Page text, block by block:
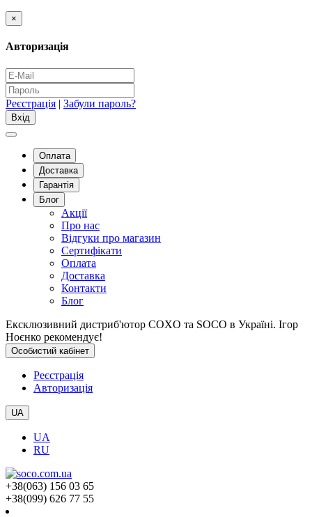
×
Авторизація
Реєстрація | Забули пароль?
Оплата
Доставка
Гарантія
Блог
Акції
Про нас
Відгуки про магазин
Сертифікати
Оплата
Доставка
Контакти
Блог
Ексклюзивний дистриб'ютор COXO та SOCO в Україні. Ігор
Ноєнко рекомендує!
Особистий кабінет
Реєстрація
Авторизація
UA
UA
RU
+38(063) 156 03 65
+38(099) 626 77 55